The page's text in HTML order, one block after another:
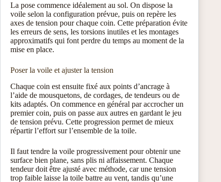
La pose commence idéalement au sol. On dispose la
voile selon la configuration prévue, puis on repère les
axes de tension pour chaque coin. Cette préparation évite
les erreurs de sens, les torsions inutiles et les montages
approximatifs qui font perdre du temps au moment de la
mise en place.
Poser la voile et ajuster la tension
Chaque coin est ensuite fixé aux points d’ancrage à
l’aide de mousquetons, de cordages, de tendeurs ou de
kits adaptés. On commence en général par accrocher un
premier coin, puis on passe aux autres en gardant le jeu
de tension prévu. Cette progression permet de mieux
répartir l’effort sur l’ensemble de la toile.
Il faut tendre la voile progressivement pour obtenir une
surface bien plane, sans plis ni affaissement. Chaque
tendeur doit être ajusté avec méthode, car une tension
trop faible laisse la toile battre au vent, tandis qu’une